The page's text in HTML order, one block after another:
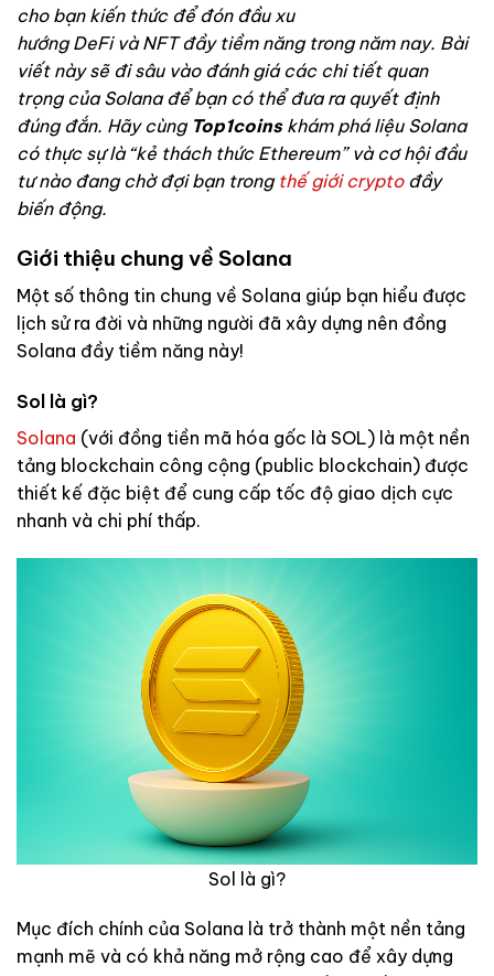
cho bạn kiến thức để đón đầu xu
hướng DeFi và NFT đầy tiềm năng trong năm nay. Bài
viết này sẽ đi sâu vào đánh giá các chi tiết quan
trọng của Solana để bạn có thể đưa ra quyết định
đúng đắn. Hãy cùng Top1coins khám phá liệu Solana
có thực sự là “kẻ thách thức Ethereum” và cơ hội đầu
tư nào đang chờ đợi bạn trong thế giới cryptođầy
biến động.
Giới thiệu chung về Solana
Một số thông tin chung về Solana giúp bạn hiểu được
lịch sử ra đời và những người đã xây dựng nên đồng
Solana đầy tiềm năng này!
Sol là gì?
Solana (với đồng tiền mã hóa gốc là SOL) là một nền
tảng blockchain công cộng (public blockchain) được
thiết kế đặc biệt để cung cấp tốc độ giao dịch cực
nhanh và chi phí thấp.
Sol là gì?
Mục đích chính của Solana là trở thành một nền tảng
mạnh mẽ và có khả năng mở rộng cao để xây dựng